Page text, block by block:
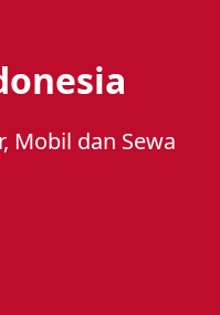
Mobil dan Sewa